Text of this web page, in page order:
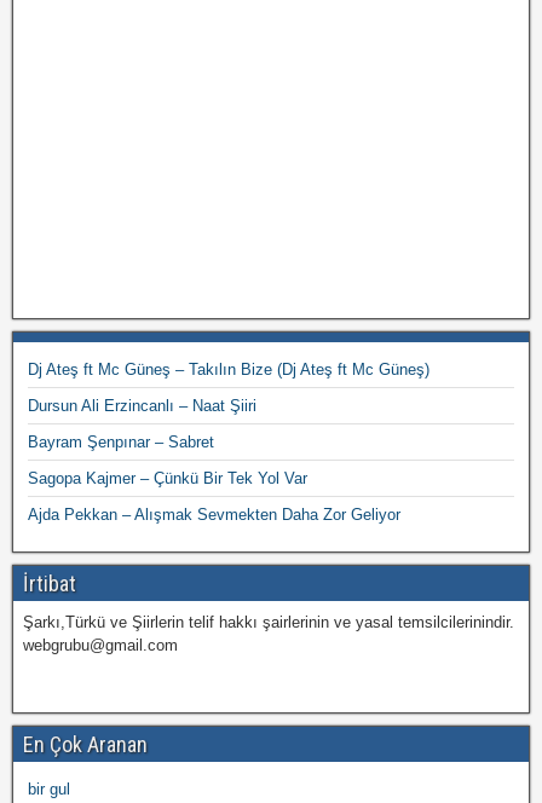
Dj Ateş ft Mc Güneş – Takılın Bize (Dj Ateş ft Mc Güneş)
Dursun Ali Erzincanlı – Naat Şiiri
Bayram Şenpınar – Sabret
Sagopa Kajmer – Çünkü Bir Tek Yol Var
Ajda Pekkan – Alışmak Sevmekten Daha Zor Geliyor
İrtibat
Şarkı,Türkü ve Şiirlerin telif hakkı şairlerinin ve yasal temsilcilerinindir.
webgrubu@gmail.com
En Çok Aranan
bir gul